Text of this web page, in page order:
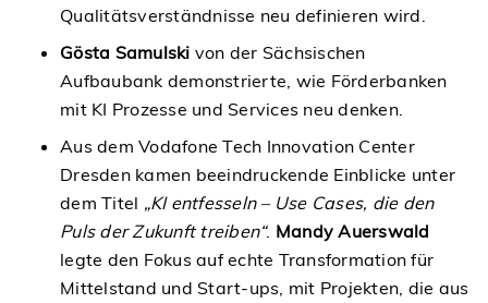
Qualitätsverständnisse neu definieren wird.
Gösta Samulski von der Sächsischen
Aufbaubank demonstrierte, wie Förderbanken
mit KI Prozesse und Services neu denken.
Aus dem Vodafone Tech Innovation Center
Dresden kamen beeindruckende Einblicke unter
dem Titel „KI entfesseln – Use Cases, die den
Puls der Zukunft treiben“. Mandy Auerswald
legte den Fokus auf echte Transformation für
Mittelstand und Start-ups, mit Projekten, die aus